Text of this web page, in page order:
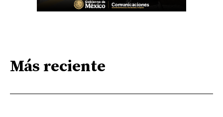
Más reciente